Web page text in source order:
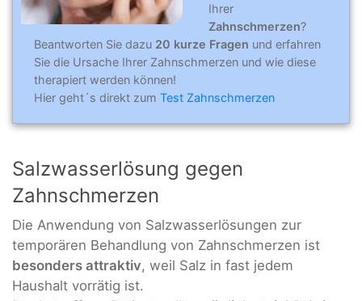
Ihrer
Zahnschmerzen?
Beantworten Sie dazu 20 kurze Fragen und erfahren
Sie die Ursache Ihrer Zahnschmerzen und wie diese
therapiert werden können!
Hier geht´s direkt zum Test Zahnschmerzen
Salzwasserlösung gegen
Zahnschmerzen
Die Anwendung von Salzwasserlösungen zur
temporären Behandlung von Zahnschmerzen ist
besonders attraktiv, weil Salz in fast jedem
Haushalt vorrätig ist.